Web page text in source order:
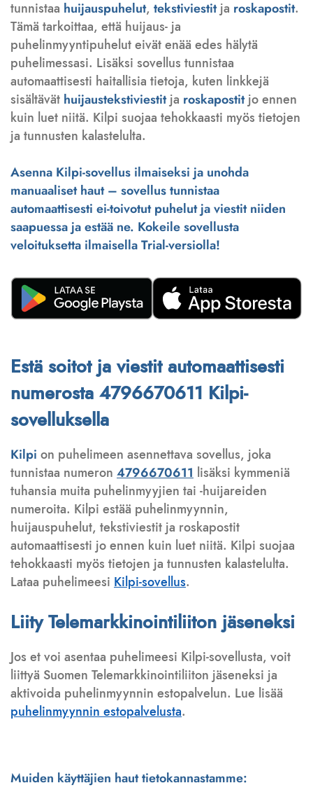
tunnistaa huijauspuhelut, tekstiviestitja roskapostit.
Tämä tarkoittaa, että huijaus- ja
puhelinmyyntipuhelut eivät enää edes hälytä
puhelimessasi. Lisäksi sovellus tunnistaa
automaattisesti haitallisia tietoja, kuten linkkejä
sisältävät huijaustekstiviestitja roskapostitjo ennen
kuin luet niitä. Kilpi suojaa tehokkaasti myös tietojen
ja tunnusten kalastelulta.
Asenna Kilpi-sovellus ilmaiseksi ja unohda
manuaaliset haut – sovellus tunnistaa
automaattisesti ei-toivotut puhelut ja viestit niiden
saapuessa ja estää ne. Kokeile sovellusta
veloituksetta ilmaisella Trial-versiolla!
Estä soitot ja viestit automaattisesti
numerosta 4796670611 Kilpi-
sovelluksella
Kilpi on puhelimeen asennettava sovellus, joka
tunnistaa numeron 4796670611 lisäksi kymmeniä
tuhansia muita puhelinmyyjien tai -huijareiden
numeroita. Kilpi estää puhelinmyynnin,
huijauspuhelut, tekstiviestit ja roskapostit
automaattisesti jo ennen kuin luet niitä. Kilpi suojaa
tehokkaasti myös tietojen ja tunnusten kalastelulta.
Lataa puhelimeesi Kilpi-sovellus.
Liity Telemarkkinointiliiton jäseneksi
Jos et voi asentaa puhelimeesi Kilpi-sovellusta, voit
liittyä Suomen Telemarkkinointiliiton jäseneksi ja
aktivoida puhelinmyynnin estopalvelun. Lue lisää
puhelinmyynnin estopalvelusta.
Muiden käyttäjien haut tietokannastamme: